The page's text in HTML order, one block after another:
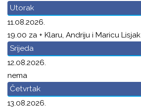
Utorak
11.08.2026.
19.00 za + Klaru, Andriju i Maricu Lisjak
Srijeda
12.08.2026.
nema
Četvrtak
13.08.2026.